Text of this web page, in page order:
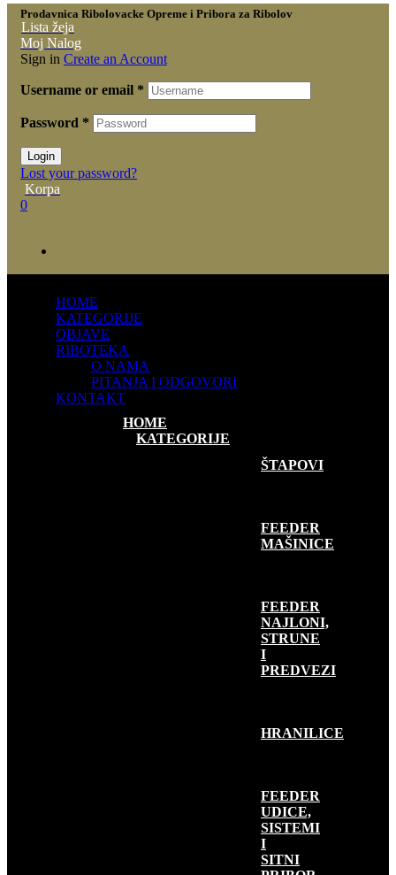
Prodavnica Ribolovacke Opreme i Pribora za Ribolov
Lista žeja
Moj Nalog
Sign in Create an Account
Username or email *
Password *
Login
Lost your password?
Korpa
0
HOME
KATEGORIJE
OBJAVE
RIBOTEKA
O NAMA
PITANJA I ODGOVORI
KONTAKT
HOME
KATEGORIJE
FEEDER RIBOLOV
ŠTAPOVI
FEEDER
MAŠINICE
FEEDER
NAJLONI,
STRUNE
I
PREDVEZI
HRANILICE
FEEDER
UDICE,
SISTEMI
I
SITNI